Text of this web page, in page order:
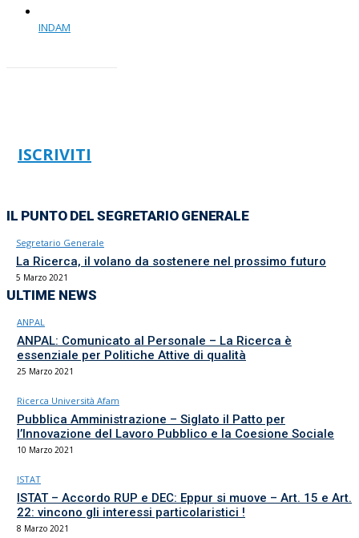
INDAM
ISCRIVITI
IL PUNTO DEL SEGRETARIO GENERALE
Segretario Generale
La Ricerca, il volano da sostenere nel prossimo futuro
5 Marzo 2021
ULTIME NEWS
ANPAL
ANPAL: Comunicato al Personale – La Ricerca è
essenziale per Politiche Attive di qualità
25 Marzo 2021
Ricerca Università Afam
Pubblica Amministrazione – Siglato il Patto per
l’Innovazione del Lavoro Pubblico e la Coesione Sociale
10 Marzo 2021
ISTAT
ISTAT – Accordo RUP e DEC: Eppur si muove – Art. 15 e Art.
22: vincono gli interessi particolaristici !
8 Marzo 2021